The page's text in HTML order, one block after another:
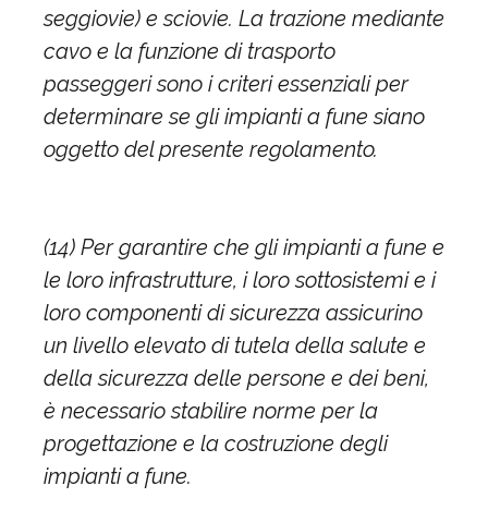
seggiovie) e sciovie. La trazione mediante
cavo e la funzione di trasporto
passeggeri sono i criteri essenziali per
determinare se gli impianti a fune siano
oggetto del presente regolamento.
(14) Per garantire che gli impianti a fune e
le loro infrastrutture, i loro sottosistemi e i
loro componenti di sicurezza assicurino
un livello elevato di tutela della salute e
della sicurezza delle persone e dei beni,
è necessario stabilire norme per la
progettazione e la costruzione degli
impianti a fune.